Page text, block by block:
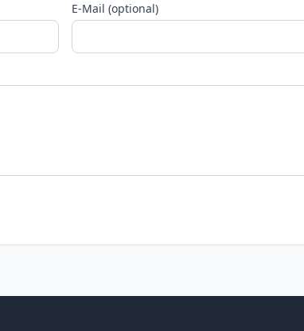
E-Mail (optional)